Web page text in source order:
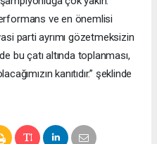
ve en önemlisi
parti ayrımı gözetmeksizin
bu çatı altında toplanması,
kanıtıdır.” şeklinde